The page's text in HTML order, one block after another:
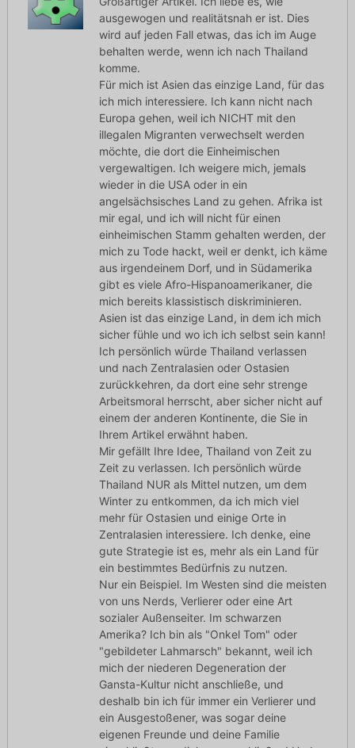
ausgewogen und realitätsnah er ist. Dies
wird auf jeden Fall etwas, das ich im Auge
behalten werde, wenn ich nach Thailand
komme.
Für mich ist Asien das einzige Land, für das
ich mich interessiere. Ich kann nicht nach
Europa gehen, weil ich NICHT mit den
illegalen Migranten verwechselt werden
möchte, die dort die Einheimischen
vergewaltigen. Ich weigere mich, jemals
wieder in die USA oder in ein
angelsächsisches Land zu gehen. Afrika ist
mir egal, und ich will nicht für einen
einheimischen Stamm gehalten werden, der
mich zu Tode hackt, weil er denkt, ich käme
aus irgendeinem Dorf, und in Südamerika
gibt es viele Afro-Hispanoamerikaner, die
mich bereits klassistisch diskriminieren.
Asien ist das einzige Land, in dem ich mich
sicher fühle und wo ich ich selbst sein kann!
Ich persönlich würde Thailand verlassen
und nach Zentralasien oder Ostasien
zurückkehren, da dort eine sehr strenge
Arbeitsmoral herrscht, aber sicher nicht auf
einem der anderen Kontinente, die Sie in
Ihrem Artikel erwähnt haben.
Mir gefällt Ihre Idee, Thailand von Zeit zu
Zeit zu verlassen. Ich persönlich würde
Thailand NUR als Mittel nutzen, um dem
Winter zu entkommen, da ich mich viel
mehr für Ostasien und einige Orte in
Zentralasien interessiere. Ich denke, eine
gute Strategie ist es, mehr als ein Land für
ein bestimmtes Bedürfnis zu nutzen.
Nur ein Beispiel. Im Westen sind die meisten
von uns Nerds, Verlierer oder eine Art
sozialer Außenseiter. Im schwarzen
Amerika? Ich bin als "Onkel Tom" oder
"gebildeter Lahmarsch" bekannt, weil ich
mich der niederen Degeneration der
Gansta-Kultur nicht anschließe, und
deshalb bin ich für immer ein Verlierer und
ein Ausgestoßener, was sogar deine
eigenen Freunde und deine Familie